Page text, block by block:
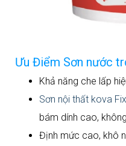
Ưu Điểm Sơn nước
Khả năng che lấp
Sơn nội thất kova Fix
bám dính cao,
Định mức cao, khô